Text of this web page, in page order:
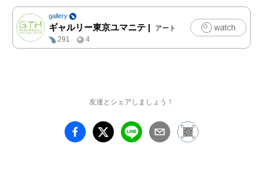
着し、円環、円盤、壺と
いった形を形成するな
ど、常に彫刻の根源を追
い求めてきた石井の強い
る本展では、以前より親
（石灰華）や赤レンガを
組み合わせた自由でユー
gallery
ギャルリー東京ユマニテ |
アート
291
4
友達とシェアしましょう！